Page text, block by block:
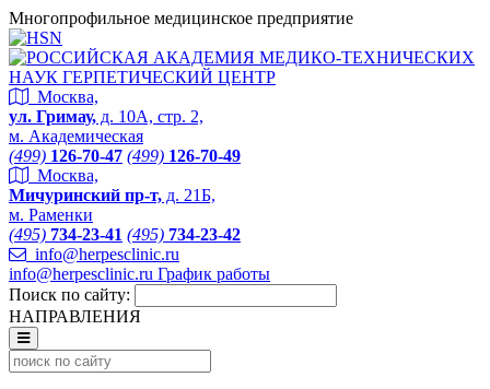
Многопрофильное медицинское предприятие
Москва,
ул. Гримау, д. 10А, стр. 2,
м. Академическая
(499) 126-70-47 (499) 126-70-49
Москва,
Мичуринский пр-т, д. 21Б,
м. Раменки
(495) 734-23-41 (495) 734-23-42
info@herpesclinic.ru
info@herpesclinic.ru График работы
Поиск по сайту:
НАПРАВЛЕНИЯ